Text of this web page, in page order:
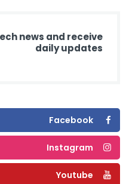
news and receive
daily updates
Facebook
Instagram
Youtube